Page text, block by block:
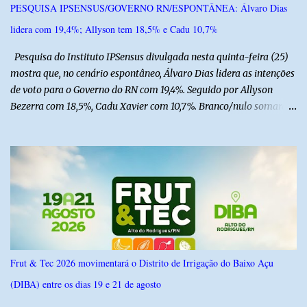
PESQUISA IPSENSUS/GOVERNO RN/ESPONTÂNEA: Álvaro Dias
lidera com 19,4%; Allyson tem 18,5% e Cadu 10,7%
Pesquisa do Instituto IPSensus divulgada nesta quinta-feira (25)
mostra que, no cenário espontâneo, Álvaro Dias lidera as intenções
de voto para o Governo do RN com 19,4%. Seguido por Allyson
Bezerra com 18,5%, Cadu Xavier com 10,7%. Branco/nulo somaram
do Norte entre os dias 18 e 22 de junho de 2026. O levantamento
possui margem de erro de 2,5 pontos percentuais e nível de
confiança de 95%. Registro no TSE: RN-09520/2026
Frut & Tec 2026 movimentará o Distrito de Irrigação do Baixo Açu
(DIBA) entre os dias 19 e 21 de agosto